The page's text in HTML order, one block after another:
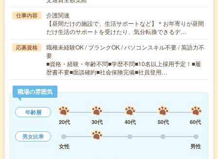
仕事内容
介護関連
【昼間だけの施設で、生活サポートなど】＊お年寄りが昼間
だけ生活のサポートを受けたり、気分転換できるデ…
応募資格
職種未経験OK / ブランクOK / パソコンスキル不要 / 英語力不
要
■資格・経験・年齢不問■学歴不問■10名以上採用予定！■履
歴書不要■面談確約■社会保険完備■社員登用…
職場の雰囲気
年齢層
20代
30代 40代 50代
60代
男女比率
女性
男性